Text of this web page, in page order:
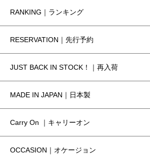
RANKING｜ランキング
RESERVATION｜先行予約
JUST BACK IN STOCK！｜再入荷
MADE IN JAPAN｜日本製
Carry On ｜キャリーオン
OCCASION｜オケージョン